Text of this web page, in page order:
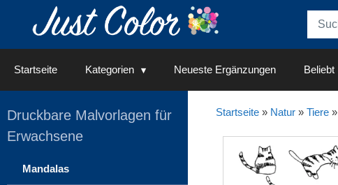
Startseite Kategorien Neueste Ergänzungen Beliebt
Startseite» Natur» Tiere»
Druckbare Malvorlagen für
Erwachsene
Mandalas